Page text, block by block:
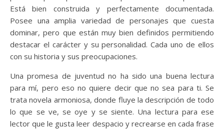
Está bien construida y perfectamente documentada.
Posee una amplia variedad de personajes que cuesta
dominar, pero que están muy bien definidos permitiendo
destacar el carácter y su personalidad. Cada uno de ellos
con su historia y sus preocupaciones.
Una promesa de juventud no ha sido una buena lectura
para mí, pero eso no quiere decir que no sea para ti. Se
trata novela armoniosa, donde fluye la descripción de todo
lo que se ve, se oye y se siente. Una lectura para ese
lector que le gusta leer despacio y recrearse en cada frase